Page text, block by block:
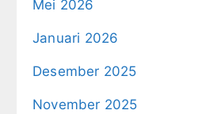
Mei 2026
Januari 2026
Desember 2025
November 2025